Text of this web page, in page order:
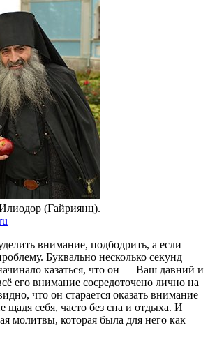
(Гайриянц).
внимание, подбодрить, а если
Буквально несколько секунд
казаться, что он — Ваш давний и
его внимание сосредоточено лично на
что он старается оказать внимание
щадя себя, часто без сна и отдыха. И
молитвы, которая была для него как